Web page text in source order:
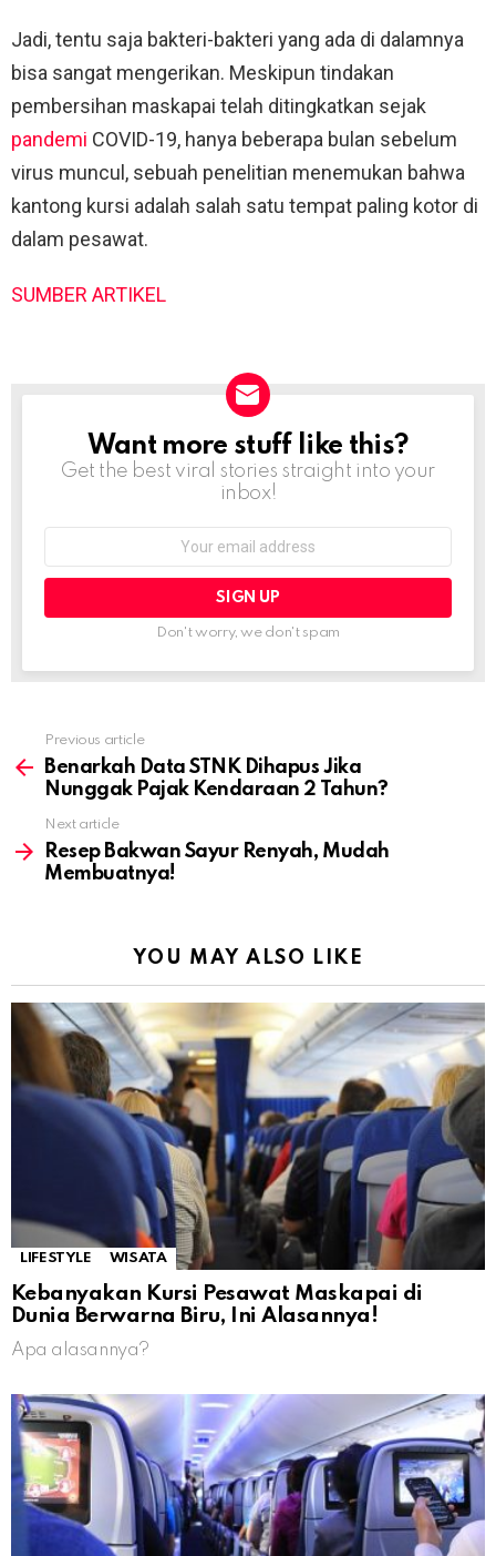
Jadi, tentu saja bakteri-bakteri yang ada di dalamnya
bisa sangat mengerikan. Meskipun tindakan
pembersihan maskapai telah ditingkatkan sejak
pandemi COVID-19, hanya beberapa bulan sebelum
virus muncul, sebuah penelitian menemukan bahwa
kantong kursi adalah salah satu tempat paling kotor di
dalam pesawat.
SUMBER ARTIKEL
NEWSLETTER
Want more stuff like this?
Get the best viral stories straight into your
inbox!
Don't worry, we don't spam
more
Previous article
Benarkah Data STNK Dihapus Jika
Nunggak Pajak Kendaraan 2 Tahun?
Next article
Resep Bakwan Sayur Renyah, Mudah
Membuatnya!
YOU MAY ALSO LIKE
LIFESTYLE WISATA
Kebanyakan Kursi Pesawat Maskapai di
Dunia Berwarna Biru, Ini Alasannya!
Apa alasannya?